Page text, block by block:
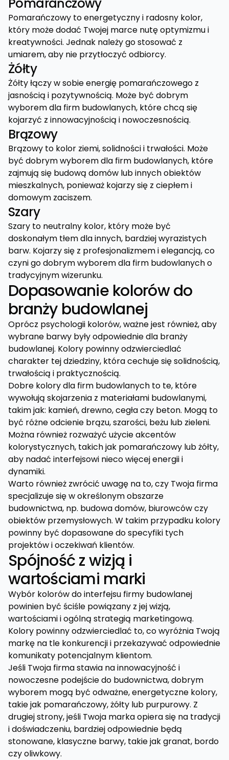
Pomarańczowy to energetyczny i radosny kolor,
który może dodać Twojej marce nutę optymizmu i
kreatywności. Jednak należy go stosować z
umiarem, aby nie przytłoczyć odbiorcy.
Żółty
Żółty łączy w sobie energię pomarańczowego z
jasnością i pozytywnością. Może być dobrym
wyborem dla firm budowlanych, które chcą się
kojarzyć z innowacyjnością i nowoczesnością.
Brązowy
Brązowy to kolor ziemi, solidności i trwałości. Może
być dobrym wyborem dla firm budowlanych, które
zajmują się budową domów lub innych obiektów
mieszkalnych, ponieważ kojarzy się z ciepłem i
domowym zaciszem.
Szary
Szary to neutralny kolor, który może być
doskonałym tłem dla innych, bardziej wyrazistych
barw. Kojarzy się z profesjonalizmem i elegancją, co
czyni go dobrym wyborem dla firm budowlanych o
tradycyjnym wizerunku.
Dopasowanie kolorów do
branży budowlanej
Oprócz psychologii kolorów, ważne jest również, aby
wybrane barwy były odpowiednie dla branży
budowlanej. Kolory powinny odzwierciedlać
charakter tej dziedziny, która cechuje się solidnością,
trwałością i praktycznością.
Dobre kolory dla firm budowlanych to te, które
wywołują skojarzenia z materiałami budowlanymi,
takim jak: kamień, drewno, cegła czy beton. Mogą to
być różne odcienie brązu, szarości, beżu lub zieleni.
Można również rozważyć użycie akcentów
kolorystycznych, takich jak pomarańczowy lub żółty,
aby nadać interfejsowi nieco więcej energii i
dynamiki.
Warto również zwrócić uwagę na to, czy Twoja firma
specjalizuje się w określonym obszarze
budownictwa, np. budowa domów, biurowców czy
obiektów przemysłowych. W takim przypadku kolory
powinny być dopasowane do specyfiki tych
projektów i oczekiwań klientów.
Spójność z wizją i
wartościami marki
Wybór kolorów do interfejsu firmy budowlanej
powinien być ściśle powiązany z jej wizją,
wartościami i ogólną strategią marketingową.
Kolory powinny odzwierciedlać to, co wyróżnia Twoją
markę na tle konkurencji i przekazywać odpowiednie
komunikaty potencjalnym klientom.
Jeśli Twoja firma stawia na innowacyjność i
nowoczesne podejście do budownictwa, dobrym
wyborem mogą być odważne, energetyczne kolory,
takie jak pomarańczowy, żółty lub purpurowy. Z
drugiej strony, jeśli Twoja marka opiera się na tradycji
i doświadczeniu, bardziej odpowiednie będą
stonowane, klasyczne barwy, takie jak granat, bordo
czy oliwkowy.